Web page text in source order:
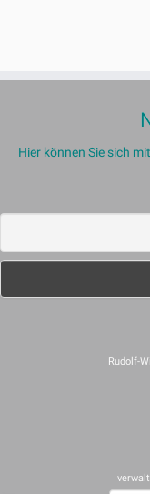
Hier können Sie sich
Rudolf-